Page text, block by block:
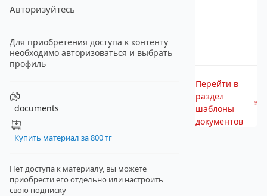
Авторизуйтесь
Для приобретения доступа к контенту
необходимо авторизоваться и выбрать
профиль
documents
Купить материал за 800 тг
Нет доступа к материалу, вы можете
приобрести его отдельно или настроить
свою подписку
Перейти в
раздел
шаблоны
документов